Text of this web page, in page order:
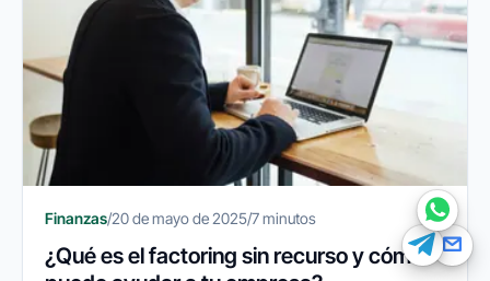
Finanzas/20 de mayo de 2025/7 minutos
¿Qué es el factoring sin recurso y cómo
Resolver una duda del ERP
Financiación externa